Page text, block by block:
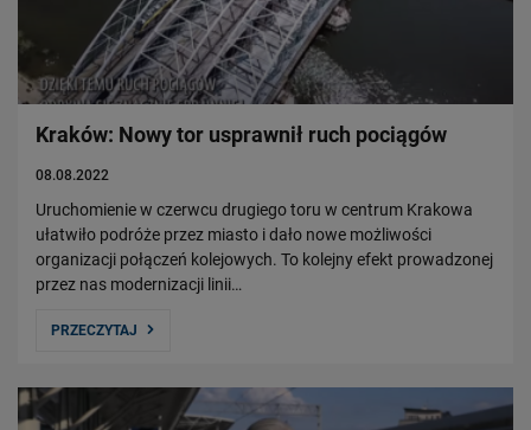
Kraków: Nowy tor usprawnił ruch pociągów
08.08.2022
Uruchomienie w czerwcu drugiego toru w centrum Krakowa
ułatwiło podróże przez miasto i dało nowe możliwości
organizacji połączeń kolejowych. To kolejny efekt prowadzonej
przez nas modernizacji linii…
PRZECZYTAJ